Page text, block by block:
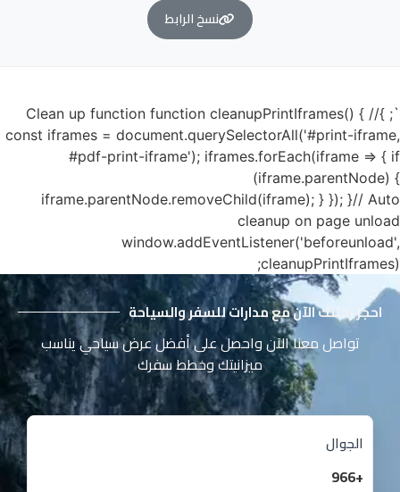
نسخ الرابط
`; }// Clean up function function cleanupPrintIframes() {
const iframes = document.querySelectorAll('#print-iframe,
#pdf-print-iframe'); iframes.forEach(iframe => { if
(iframe.parentNode) {
iframe.parentNode.removeChild(iframe); } }); }// Auto
cleanup on page unload
window.addEventListener('beforeunload',
cleanupPrintIframes);
احجز رحلتك الآن مع مدارات للسفر والسياحة
تواصل معنا الآن واحصل على أفضل عرض سياحي يناسب
ميزانيتك وخطط سفرك
الجوال
+966